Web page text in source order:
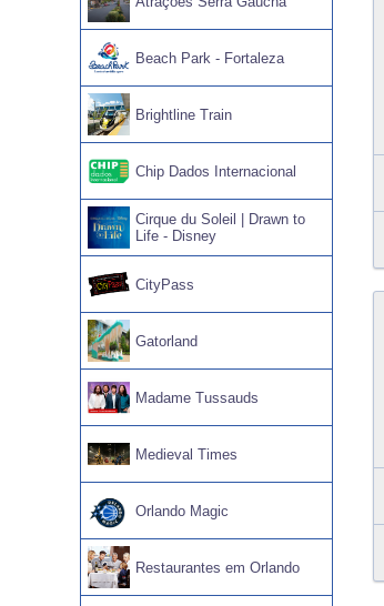
Beach Park - Fortaleza
Brightline Train
Chip Dados Internacional
Cirque du Soleil | Drawn to
Life - Disney
CityPass
Gatorland
Madame Tussauds
Medieval Times
Orlando Magic
Restaurantes em Orlando